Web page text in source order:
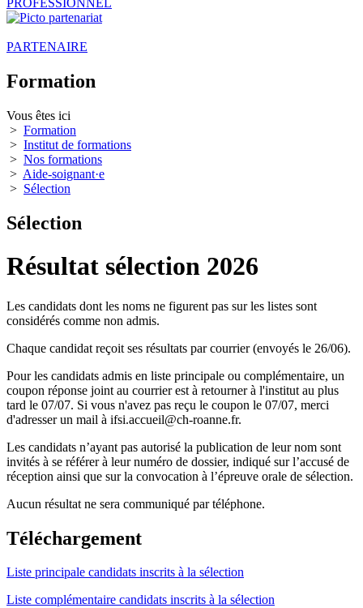
PROFESSIONNEL
PARTENAIRE
Formation
Vous êtes ici
> Formation
> Institut de formations
> Nos formations
> Aide-soignant·e
> Sélection
Sélection
Résultat sélection 2026
Les candidats dont les noms ne figurent pas sur les listes sont
considérés comme non admis.
Chaque candidat reçoit ses résultats par courrier (envoyés le 26/06).
Pour les candidats admis en liste principale ou complémentaire, un
coupon réponse joint au courrier est à retourner à l'institut au plus
tard le 07/07. Si vous n'avez pas reçu le coupon le 07/07, merci
d'adresser un mail à ifsi.accueil@ch-roanne.fr.
Les candidats n’ayant pas autorisé la publication de leur nom sont
invités à se référer à leur numéro de dossier, indiqué sur l’accusé de
réception ainsi que sur la convocation à l’épreuve orale de sélection.
Aucun résultat ne sera communiqué par téléphone.
Téléchargement
Liste principale candidats inscrits à la sélection
Liste complémentaire candidats inscrits à la sélection